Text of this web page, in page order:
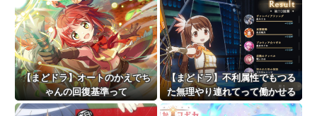
【まどドラ】オートのかえでち
ゃんの回復基準って
【まどドラ】不利属性でもつる
た無理やり連れてって働かせる
戦法は有効【タワー110階】